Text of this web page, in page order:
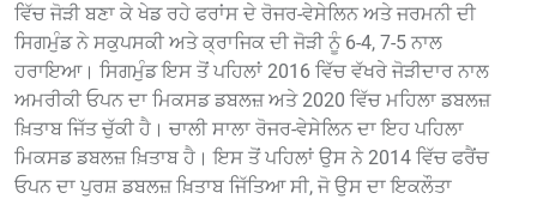
ਵਿੱਚ ਜੋੜੀ ਬਣਾ ਕੇ ਖੇਡ ਰਹੇ ਫਰਾਂਸ ਦੇ ਰੋਜਰ-ਵੇਸੇਲਿਨ ਅਤੇ ਜਰਮਨੀ ਦੀ
ਸਿਗਮੁੰਡ ਨੇ ਸਕੁਪਸਕੀ ਅਤੇ ਕ੍ਰਾਜਿਕ ਦੀ ਜੋੜੀ ਨੂੰ 6-4, 7-5 ਨਾਲ
ਹਰਾਇਆ। ਸਿਗਮੁੰਡ ਇਸ ਤੋਂ ਪਹਿਲਾਂ 2016 ਵਿੱਚ ਵੱਖਰੇ ਜੋੜੀਦਾਰ ਨਾਲ
ਅਮਰੀਕੀ ਓਪਨ ਦਾ ਮਿਕਸਡ ਡਬਲਜ਼ ਅਤੇ 2020 ਵਿੱਚ ਮਹਿਲਾ ਡਬਲਜ਼
ਖ਼ਿਤਾਬ ਜਿੱਤ ਚੁੱਕੀ ਹੈ। ਚਾਲੀ ਸਾਲਾ ਰੋਜਰ-ਵੇਸੇਲਿਨ ਦਾ ਇਹ ਪਹਿਲਾ
ਮਿਕਸਡ ਡਬਲਜ਼ ਖ਼ਿਤਾਬ ਹੈ। ਇਸ ਤੋਂ ਪਹਿਲਾਂ ਉਸ ਨੇ 2014 ਵਿੱਚ ਫਰੈਂਚ
ਓਪਨ ਦਾ ਪੁਰਸ਼ ਡਬਲਜ਼ ਖ਼ਿਤਾਬ ਜਿੱਤਿਆ ਸੀ, ਜੋ ਉਸ ਦਾ ਇਕਲੌਤਾ